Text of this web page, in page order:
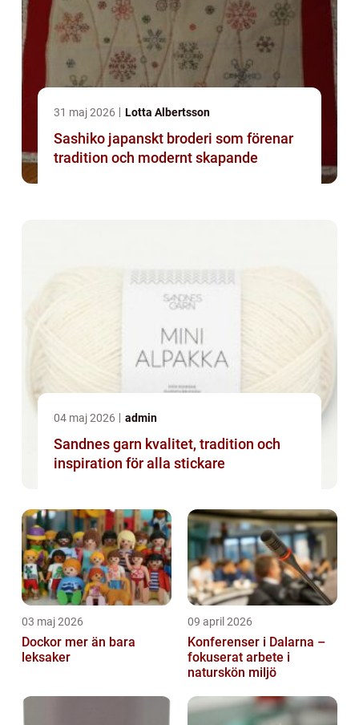
31 maj 2026 Lotta Albertsson
Sashiko japanskt broderi som förenar
tradition och modernt skapande
04 maj 2026 admin
Sandnes garn kvalitet, tradition och
inspiration för alla stickare
03 maj 2026
Dockor mer än bara
leksaker
09 april 2026
Konferenser i Dalarna –
fokuserat arbete i
naturskön miljö